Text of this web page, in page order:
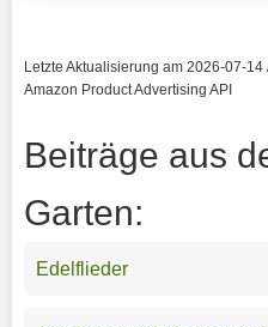
Letzte Aktualisierung am 2026-07-
Amazon Product Advertising API
Beiträge aus
Garten:
Edelflieder